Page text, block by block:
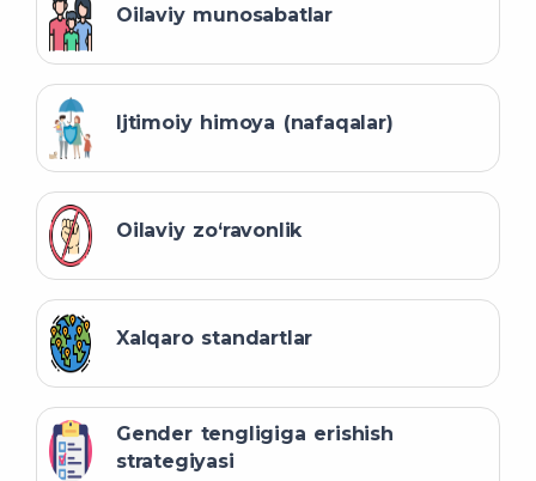
Oilaviy munosabatlar
Ijtimoiy himoya (nafaqalar)
Oilaviy zo‘ravonlik
Xalqaro standartlar
Gender tengligiga erishish
strategiyasi